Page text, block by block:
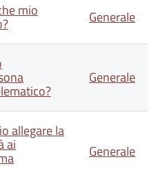
mio Generale
Generale
allegare la
ai Generale